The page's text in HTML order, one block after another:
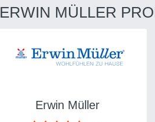
ERWIN MÜLLER
Erwin Müller